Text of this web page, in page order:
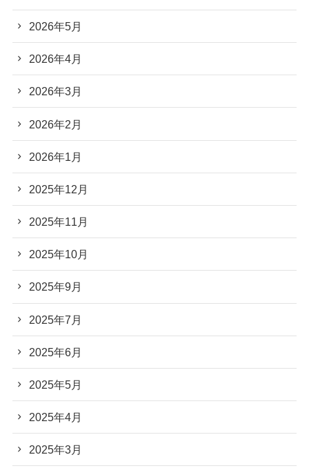
2026年5月
2026年4月
2026年3月
2026年2月
2026年1月
2025年12月
2025年11月
2025年10月
2025年9月
2025年7月
2025年6月
2025年5月
2025年4月
2025年3月